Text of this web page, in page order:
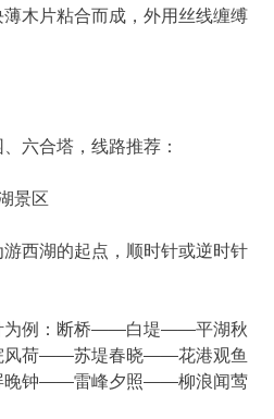
木片粘合而成，外用丝线缠缚
六合塔，线路推荐：
景区
西湖的起点，顺时针或逆时针
为例：断桥——白堤——平湖秋
荷——苏堤春晓——花港观鱼
钟——雷峰夕照——柳浪闻莺